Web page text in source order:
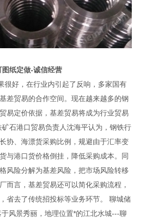
纸定做-诚信经营
好，在行业内引起了反响，多家国有
差贸易的合作空间。现在越来越多的钢
易定价依据，基差贸易将成为行业贸易
矿石港口贸易负责人沈海平认为，钢铁行
协、海漂货采购比例，规避由于汇率变
与港口货价格倒挂，降低采购成本。同
风险分解为基差风险，把市场风险转移
而言，基差贸易还可以简化采购流程，
省去了传统招投标等业务环节。 聊城储
风景秀丽，地理位置*的江北水城---聊